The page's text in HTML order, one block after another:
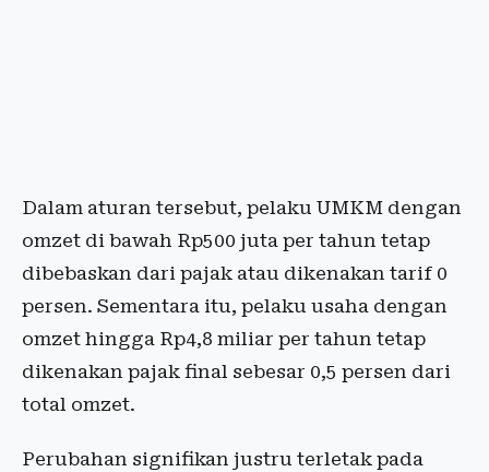
Dalam aturan tersebut, pelaku UMKM dengan
omzet di bawah Rp500 juta per tahun tetap
dibebaskan dari pajak atau dikenakan tarif 0
persen. Sementara itu, pelaku usaha dengan
omzet hingga Rp4,8 miliar per tahun tetap
dikenakan pajak final sebesar 0,5 persen dari
total omzet.
Perubahan signifikan justru terletak pada